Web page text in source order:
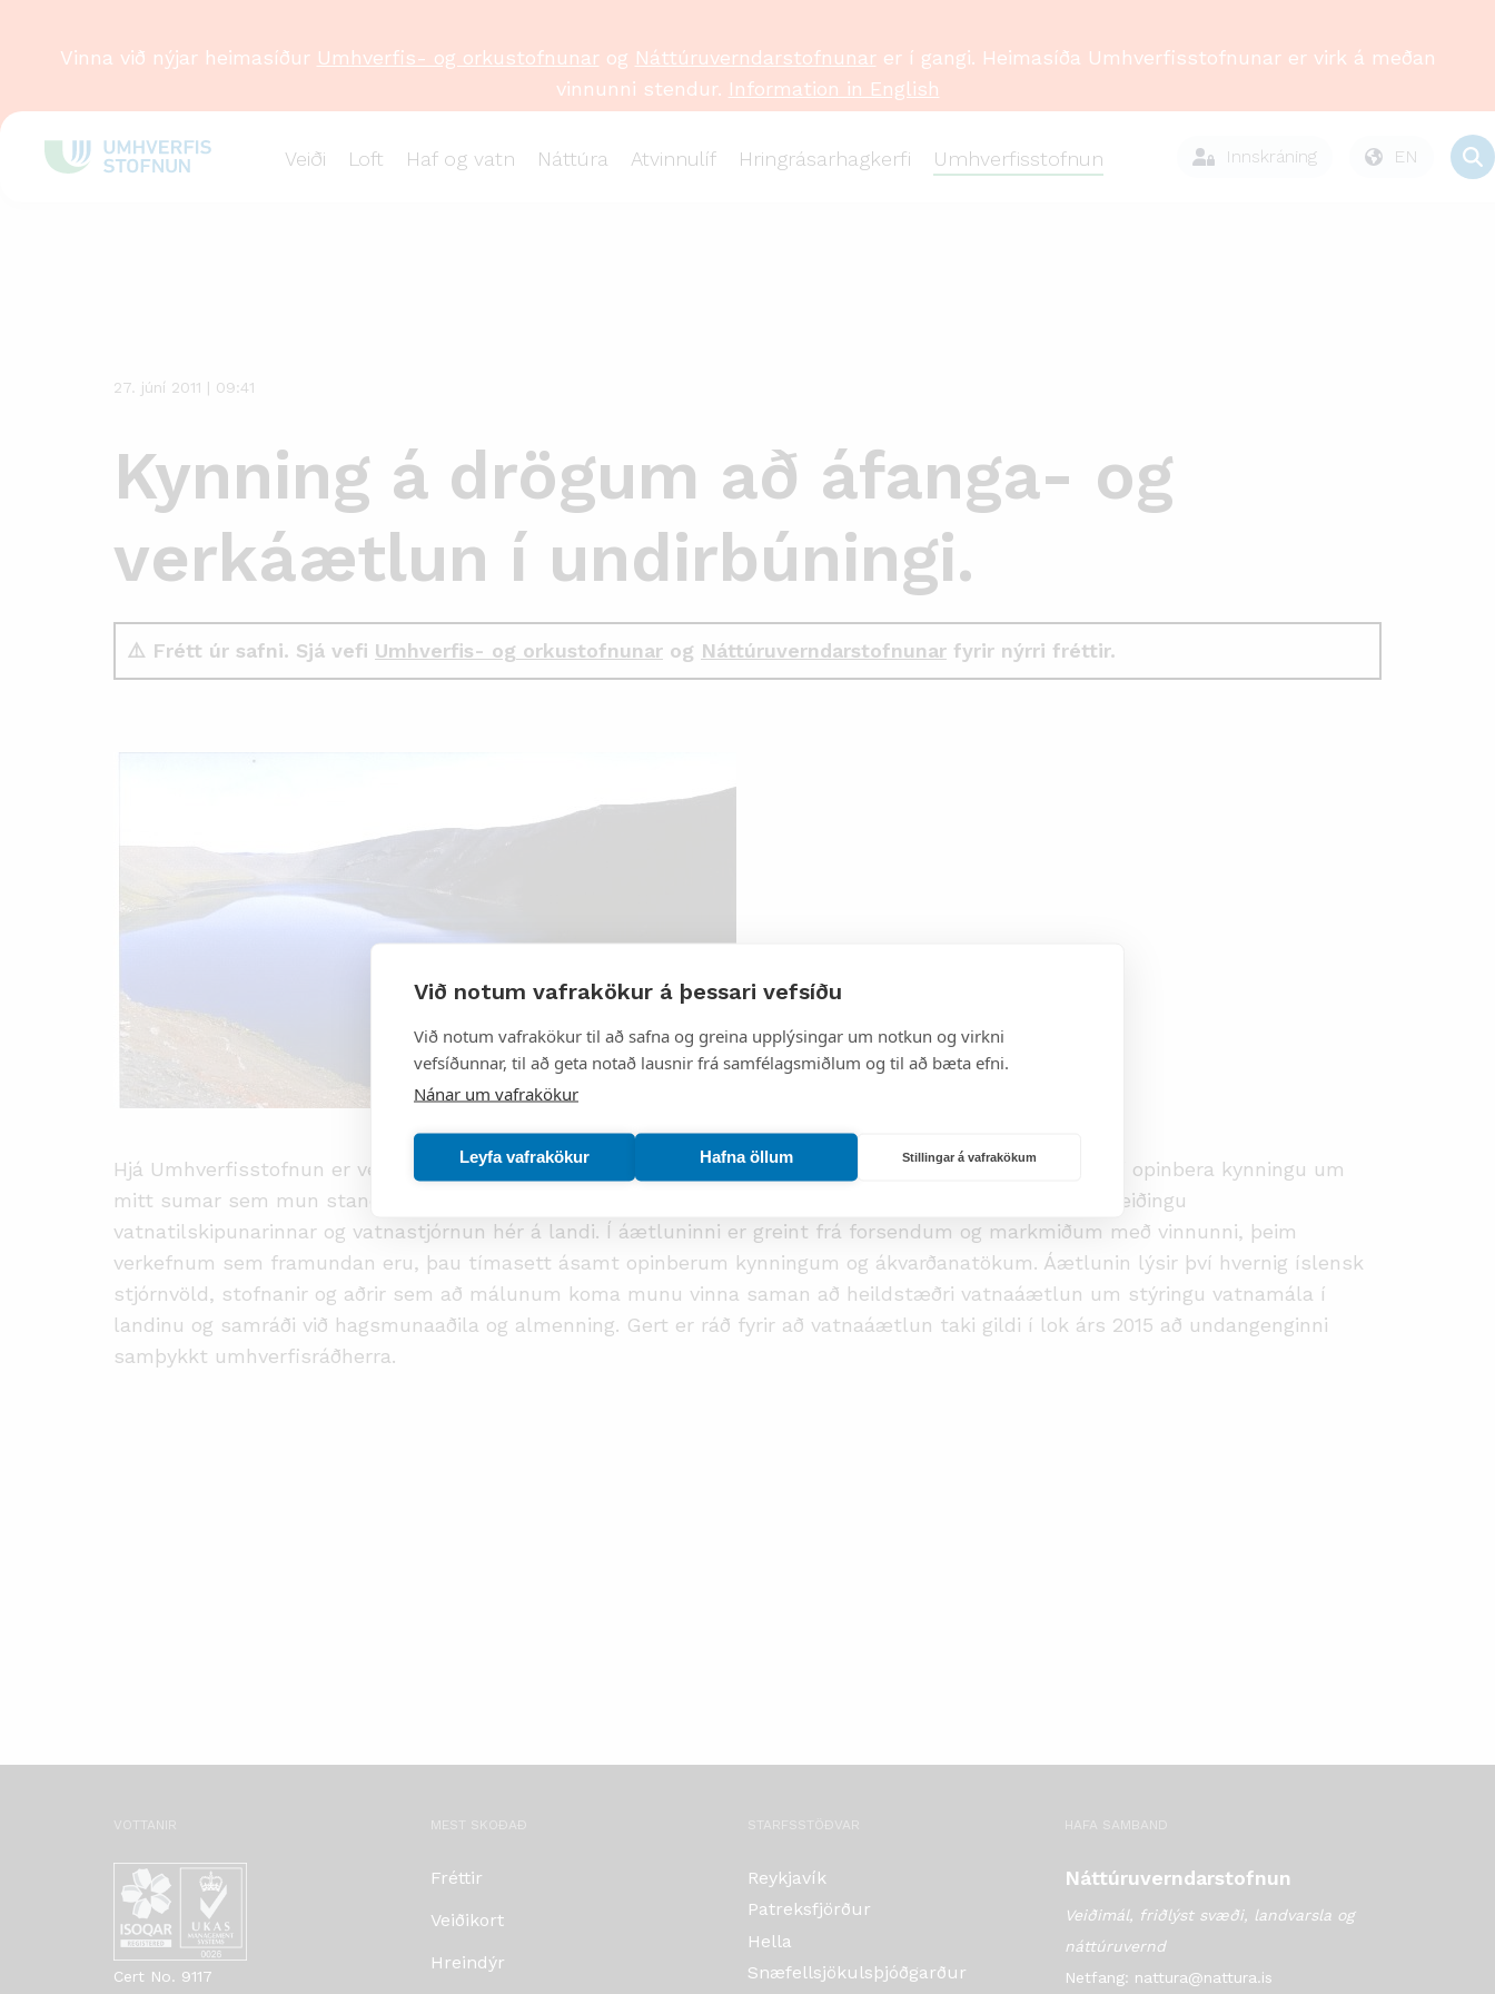
Við notum vafrakökur á þessari vefsíðu
Við notum vafrakökur til að safna og greina upplýsingar um notkun og virkni
vefsíðunnar, til að geta notað lausnir frá samfélagsmiðlum og til að bæta efni.
Nánar um vafrakökur
Leyfa vafrakökur Hafna öllum Stillingar á vafrakökum
Veiði Loft Haf og vatn Náttúra Atvinnulíf Hringrásarhagkerfi Umhverfisstofnun Innskráning EN
Vinna við nýjar heimasíður Umhverfis- og orkustofnunarog Náttúruverndarstofnunarer í gangi. Heimasíða Umhverfisstofnunar er virk á meðan
vinnunni stendur. Information in English
27. júní 2011 | 09:41
Kynning á drögum að áfanga- og
verkáætlun í undirbúningi.
⚠️ Frétt úr safni. Sjá vefi Umhverfis- og orkustofnunar og Náttúruverndarstofnunar fyrir nýrri fréttir.
Hjá Umhverfisstofnun er verið að útbúa áfanga - og verkáætlun vegna vinnu við vatnaáætlun og fer hún í opinbera kynningu um
mitt sumar sem mun standa yfir í alls sex mánuði. Áætlunin er liður í að styrkja almenna þátttöku í innleiðingu
vatnatilskipunarinnar og vatnastjórnun hér á landi. Í áætluninni er greint frá forsendum og markmiðum með vinnunni, þeim
verkefnum sem framundan eru, þau tímasett ásamt opinberum kynningum og ákvarðanatökum. Áætlunin lýsir því hvernig íslensk
stjórnvöld, stofnanir og aðrir sem að málunum koma munu vinna saman að heildstæðri vatnaáætlun um stýringu vatnamála í
landinu og samráði við hagsmunaaðila og almenning. Gert er ráð fyrir að vatnaáætlun taki gildi í lok árs 2015 að undangenginni
samþykkt umhverfisráðherra.
VOTTANIR
Cert No. 9117
MEST SKOÐAÐ
Fréttir
Veiðikort
Hreindýr
STARFSSTÖÐVAR
Reykjavík
Patreksfjörður
Hella
Snæfellsjökulsþjóðgarður
HAFA SAMBAND
Náttúruverndarstofnun
Veiðimál, friðlýst svæði, landvarsla og
náttúruvernd
Netfang: nattura@nattura.is